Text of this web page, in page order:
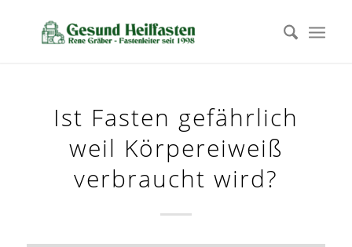
Ist Fasten gefährlich
weil Körpereiweiß
verbraucht wird?